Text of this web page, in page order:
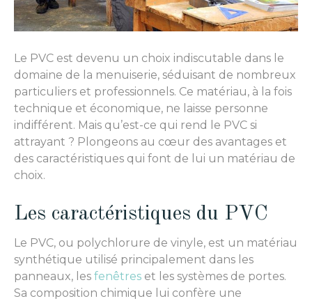
Le PVC est devenu un choix indiscutable dans le
domaine de la menuiserie, séduisant de nombreux
particuliers et professionnels. Ce matériau, à la fois
technique et économique, ne laisse personne
indifférent. Mais qu’est-ce qui rend le PVC si
attrayant ? Plongeons au cœur des avantages et
des caractéristiques qui font de lui un matériau de
choix.
Les caractéristiques du PVC
Le PVC, ou polychlorure de vinyle, est un matériau
synthétique utilisé principalement dans les
panneaux, les fenêtres et les systèmes de portes.
Sa composition chimique lui confère une